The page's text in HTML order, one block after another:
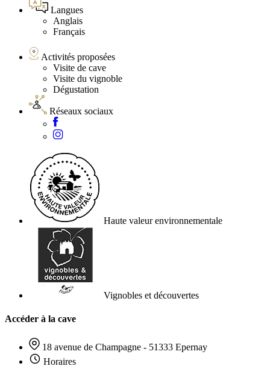
Langues
Anglais
Français
Activités proposées
Visite de cave
Visite du vignoble
Dégustation
Réseaux sociaux
Haute valeur environnementale
Vignobles et découvertes
Accéder à la cave
18 avenue de Champagne - 51333 Epernay
Horaires